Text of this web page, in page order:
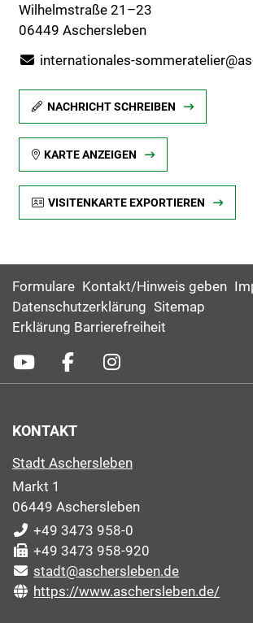
Wilhelmstraße 21–23
06449 Aschersleben
internationales-
NACHRICHT SCHREIBEN
KARTE ANZEIGEN
VISITENKARTE EXPORTIEREN
Formulare Kontakt/Hinweis geben
Datenschutzerklärung Sitemap
Erklärung Barrierefreiheit
KONTAKT
Stadt Aschersleben
Markt 1
06449 Aschersleben
+49 3473 958-0
+49 3473 958-920
stadt@aschersleben.de
https://www.aschersleben.de/